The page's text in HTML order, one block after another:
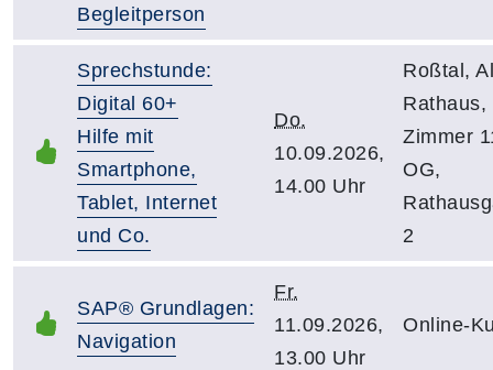
Begleitperson
Sprechstunde:
Digital 60+
Hilfe mit
Smartphone,
Tablet, Internet
und Co.
Do.
10.09.2026,
14.00 Uhr
Roßtal,
Rathaus,
Zimmer
OG,
2
SAP® Grundlagen:
Navigation
Fr.
11.09.2026,
13.00 Uhr
Online-